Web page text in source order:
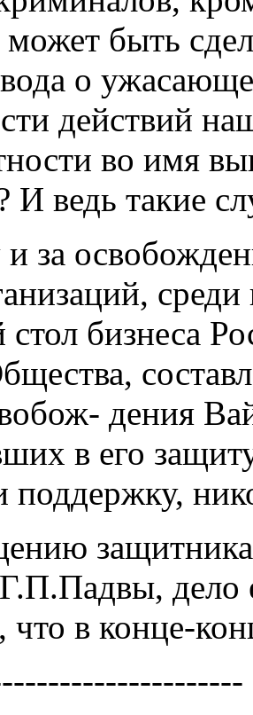
быть
о
действий
во имя
И ведь такие
за
бизнеса
дения
в его
защитника
Г.П.Падвы,
что в конце-